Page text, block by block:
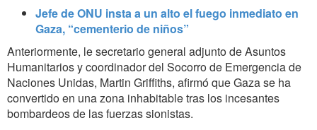
Jefe de ONU insta a un alto el fuego inmediato en
Gaza, “cementerio de niños”
Anteriormente, le secretario general adjunto de Asuntos
Humanitarios y coordinador del Socorro de Emergencia de
Naciones Unidas, Martin Griffiths, afirmó que Gaza se ha
convertido en una zona inhabitable tras los incesantes
bombardeos de las fuerzas sionistas.